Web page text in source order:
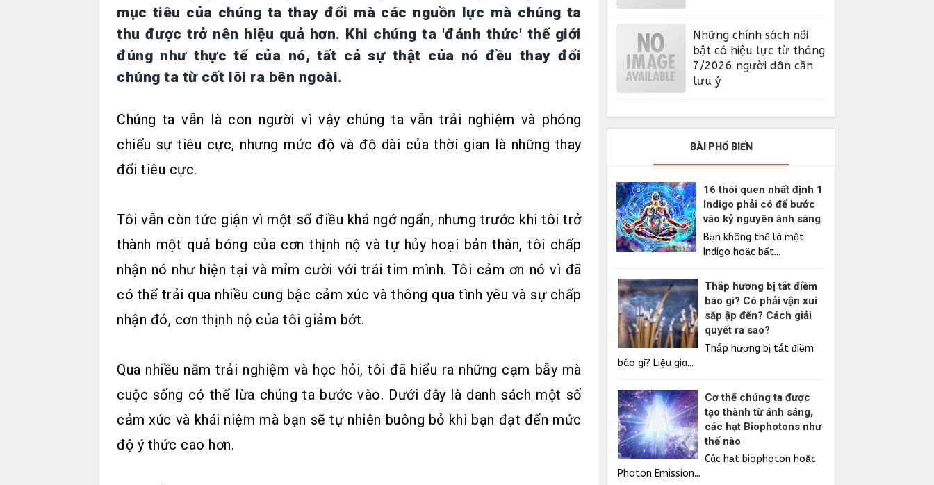
mục tiêu của chúng ta thay đổi mà các nguồn lực mà chúng ta
thu được trở nên hiệu quả hơn. Khi chúng ta 'đánh thức' thế giới
đúng như thực tế của nó, tất cả sự thật của nó đều thay đổi
chúng ta từ cốt lõi ra bên ngoài.
Chúng ta vẫn là con người vì vậy chúng ta vẫn trải nghiệm và phóng
chiếu sự tiêu cực, nhưng mức độ và độ dài của thời gian là những thay
đổi tiêu cực.
Tôi vẫn còn tức giận vì một số điều khá ngớ ngẩn, nhưng trước khi tôi trở
thành một quả bóng của cơn thịnh nộ và tự hủy hoại bản thân, tôi chấp
nhận nó như hiện tại và mỉm cười với trái tim mình. Tôi cảm ơn nó vì đã
có thể trải qua nhiều cung bậc cảm xúc và thông qua tình yêu và sự chấp
nhận đó, cơn thịnh nộ của tôi giảm bớt.
Qua nhiều năm trải nghiệm và học hỏi, tôi đã hiểu ra những cạm bẫy mà
cuộc sống có thể lừa chúng ta bước vào. Dưới đây là danh sách một số
cảm xúc và khái niệm mà bạn sẽ tự nhiên buông bỏ khi bạn đạt đến mức
độ ý thức cao hơn.
Những chính sách nổi
bật có hiệu lực từ tháng
7/2026 người dân cần
lưu ý
BÀI PHỔ BIẾN
16 thói quen nhất định 1
Indigo phải có để bước
vào kỷ nguyên ánh sáng
Bạn không thể là một
Indigo hoặc bất...
Thắp hương bị tắt điềm
báo gì? Có phải vận xui
sắp ập đến? Cách giải
quyết ra sao?
Thắp hương bị tắt điềm
báo gì? Liệu gia...
Cơ thể chúng ta được
tạo thành từ ánh sáng,
các hạt Biophotons như
thế nào
Các hạt biophoton hoặc
Photon Emission...